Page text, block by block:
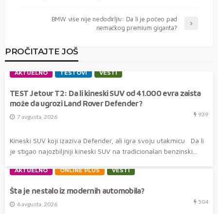
BMW više nije nedodirljiv: Da li je počeo pad
nemačkog premium giganta?
PROČITAJTE JOŠ
AKTUELNO TESTOVI VESTI
TEST Jetour T2: Da li kineski SUV od 41.000 evra zaista
može da ugrozi Land Rover Defender?
7 avgusta, 2026 939
Kineski SUV koji izaziva Defender, ali igra svoju utakmicu Da li
je stigao najozbiljniji kineski SUV na tradicionalan benzinski...
AKTUELNO ONLINE PLUS VESTI
Šta je nestalo iz modernih automobila?
6 avgusta, 2026 504